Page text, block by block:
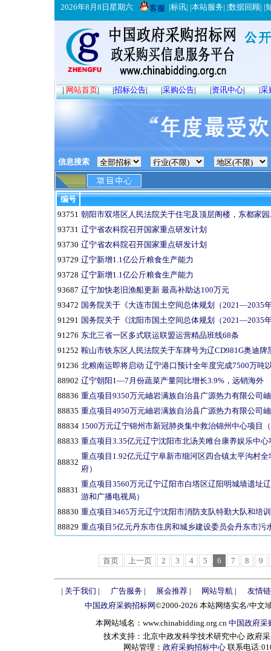
2026年8月8日星期六 客服 |标讯| |本站服务| |数据回顾| |
|网站首页| |招标公告| |采购公告| |资讯中心| |采
信息搜索
编号
93751 朝阳市双塔区人民法院关于住宅及顶层阁楼，东都家
93731 辽宁省农科院召开国家重点研发计划
93730 辽宁省农科院召开国家重点研发计划
93729 辽宁新增1.1亿公斤粮食生产能力
93728 辽宁新增1.1亿公斤粮食生产能力
93687 辽宁加快老旧渔船更新 最高补助达100万元
93472 国务院关于《大连市国土空间总体规划（2021—2035
91291 国务院关于《沈阳市国土空间总体规划（2021—2035
91276 东北三省一区多式联运联盟运营精品班线68条
91252 鞍山市铁东区人民法院关于车牌号为辽CD981G奥迪
91236 北粮南运即将启动 辽宁港口预计全年度完成7500万吨
88902 辽宁朝阳1—7月份蔬菜产量同比增长3.9%，远销海外
88836 重点项目9350万元岫岩满族自治县广源热力有限公司
88835 重点项目4950万元岫岩满族自治县广源热力有限公司
88834 1500万元辽宁锦州市新冠肺炎集中救治锦州中心项目
88833 重点项目3.35亿元辽宁沈阳市北汤关雎台康养娱乐中
88832
重点项目1.92亿元辽宁阜新市细河区四合镇太平沟村
府）
88831
重点项目3560万元辽宁辽阳市白塔区辽阳明城墙遗址
游和广播电视局）
88830 重点项目3465万元辽宁沈阳市消防支队特勤大队和培
88829 重点项目5亿元丹东市住房和城乡建设委员会丹东市污
首页 上一页 2 3 4 5 6 7 8 9
| 关于我们 | 广告服务| 展会推荐| 网站导航 |
友情
中国政府采购招标网©2000-2026 本站网络实名/中文
本网站域名：www.chinabidding.org.cn 中国政府采
技术支持：北京中政发科学技术研究中心 政府
网站管理： 政府采购招标中心 联系电话